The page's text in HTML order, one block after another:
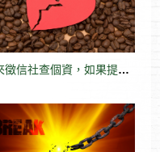
原來徵信社查個資，如果提供資訊越詳細，費用可以越便宜